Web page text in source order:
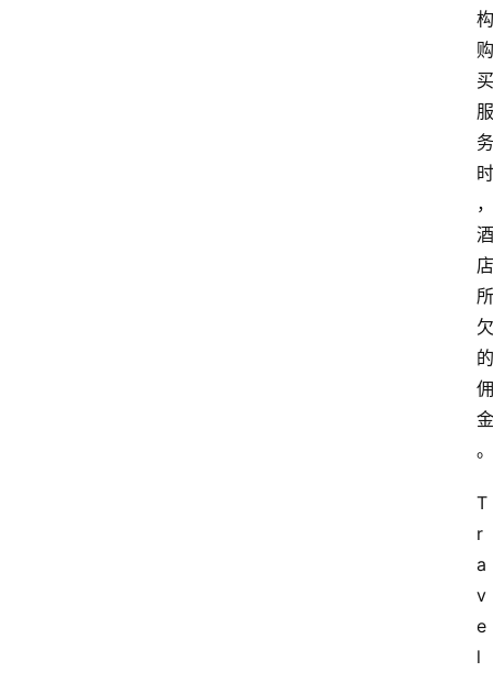
构
购
买
服
务
时
，
酒
店
所
欠
的
佣
金
。
T
r
a
v
e
l